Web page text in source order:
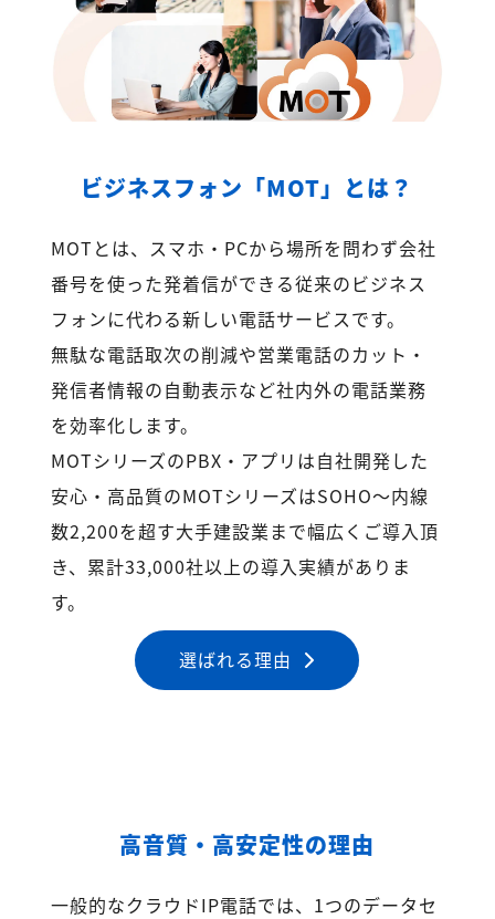
ビジネスフォン「MOT」とは？
MOTとは、スマホ・PCから場所を問わず会社
番号を使った発着信ができる従来のビジネス
フォンに代わる新しい電話サービスです。
無駄な電話取次の削減や営業電話のカット・
発信者情報の自動表示など社内外の電話業務
を効率化します。
MOTシリーズのPBX・アプリは自社開発した
安心・高品質のMOTシリーズはSOHO～内線
数2,200を超す大手建設業まで幅広くご導入頂
き、累計33,000社以上の導入実績がありま
す。
選ばれる理由
高音質・高安定性の理由
一般的なクラウドIP電話では、1つのデータセ